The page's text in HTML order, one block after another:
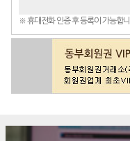
※ 휴대전화 인증 후 등록이 가능합